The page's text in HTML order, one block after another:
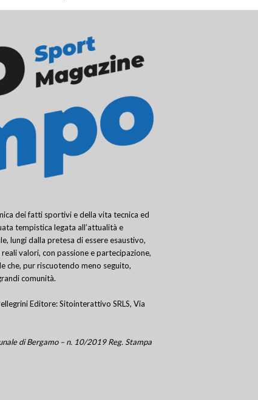
dei fatti sportivi e della vita tecnica ed
tempistica legata all’attualità e
lungi dalla pretesa di essere esaustivo,
valori, con passione e partecipazione,
che, pur riscuotendo meno seguito,
comunità.
Editore: Sitointerattivo SRLS, Via
di Bergamo – n. 10/2019 Reg. Stampa